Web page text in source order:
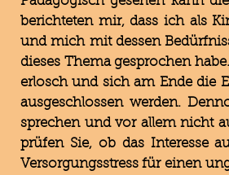
berichteten mir, dass ich als
und mich mit dessen
dieses Thema gesprochen
erlosch und sich am Ende die
ausgeschlossen werden.
sprechen und vor allem nicht
prüfen Sie, ob das Interesse
Versorgungsstress für einen